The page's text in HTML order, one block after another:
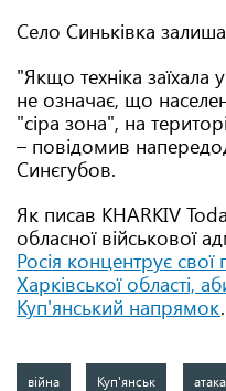
Село Синьківка
"Якщо техніка
не означає, що
"сіра зона", на
– повідомив
Синєгубов.
Як писав KHARKIV
обласної військової
Росія концентрує свої
Харківської області,
Куп'янський напрямок.
війна Куп'янськ атака